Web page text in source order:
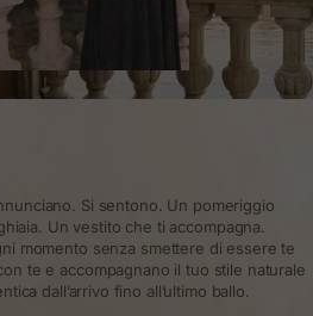
Si sentono. Un pomeriggio
Un vestito che ti accompagna.
momento senza smettere di essere te
te e accompagnano il tuo stile naturale
dall’arrivo fino all’ultimo ballo.